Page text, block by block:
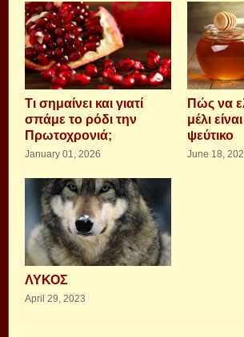
Τι σημαίνει και γιατί
σπάμε το ρόδι την
Πρωτοχρονιά;
January 01, 2026
Πώς να
μέλι
ψεύτικο
June 18,
ΛΥΚΟΣ
April 29, 2023